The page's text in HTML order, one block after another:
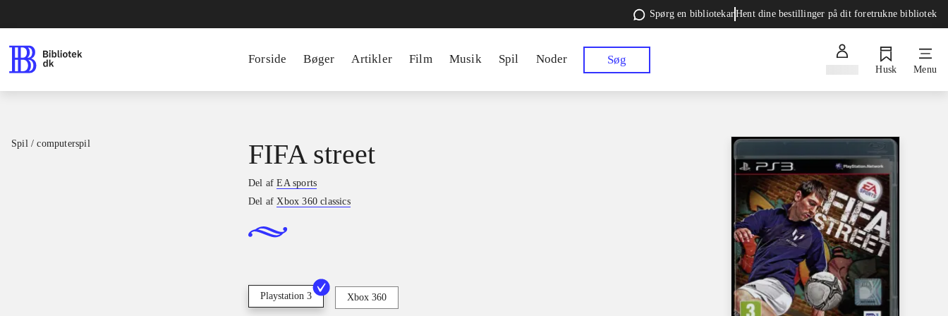
Spørg en bibliotekarHent dine bestillinger på dit foretrukne bibliotek
Forside Bøger Artikler Film Musik Spil Noder Søg
Husk Menu
Spil / computerspil FIFA street
Del afEA sports
Del afXbox 360 classics
Playstation 3 Xbox 360